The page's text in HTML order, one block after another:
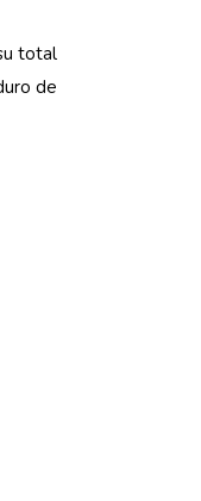
total
de